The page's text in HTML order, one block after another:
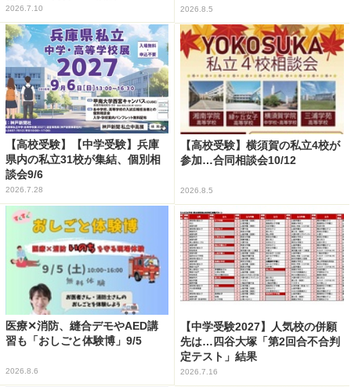
2026.7.10 2026.8.5
【高校受験】【中学受験】兵庫
県内の私立31校が集結、個別相
談会9/6
2026.7.28
【高校受験】横須賀の私立4校が
参加…合同相談会10/12
2026.8.5
医療✕消防、縫合デモやAED講
習も「おしごと体験博」9/5
2026.8.6
【中学受験2027】人気校の併願
先は…四谷大塚「第2回合不合判
定テスト」結果
2026.7.16